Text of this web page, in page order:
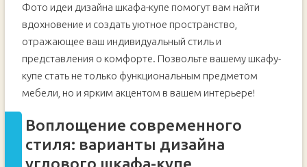
Фото идеи дизайна шкафа-купе помогут вам найти
вдохновение и создать уютное пространство,
отражающее ваш индивидуальный стиль и
представления о комфорте. Позвольте вашему шкафу-
купе стать не только функциональным предметом
мебели, но и ярким акцентом в вашем интерьере!
Воплощение современного
стиля: варианты дизайна
углового шкафа-купе